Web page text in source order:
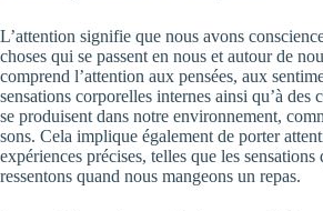
L’attention signifie que nous avons
choses qui se passent en nous et autour de
comprend l’attention aux pensées, aux
sensations corporelles internes ainsi qu’à des
se produisent dans notre environnement,
sons. Cela implique également de porter
expériences précises, telles que les sensations
ressentons quand nous mangeons un repas.